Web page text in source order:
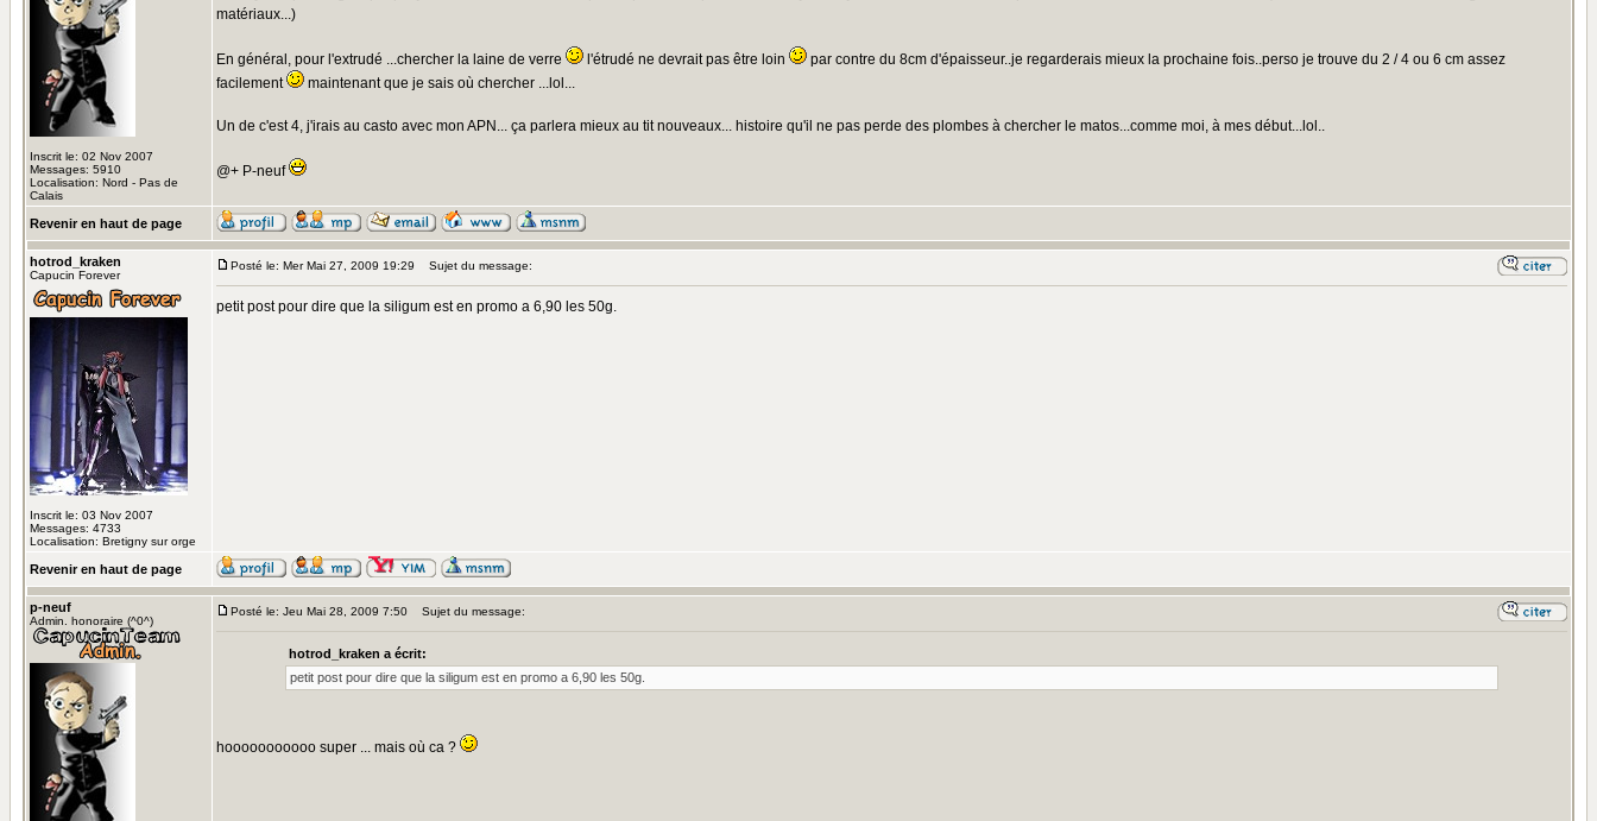
Inscrit le: 02 Nov 2007
Messages: 5910
Localisation: Nord - Pas de
Calais
matériaux...)
En général, pour l'extrudé ...chercher la laine de verre l'étrudé ne devrait pas être loin
par contre du 8cm d'épaisseur..je regarderais mieux la prochaine fois..perso je trouve du 2 / 4 ou 6 cm assez
facilement
maintenant que je sais où chercher ...lol...
Un de c'est 4, j'irais au casto avec mon APN... ça parlera mieux au tit nouveaux... histoire qu'il ne pas perde des plombes à chercher le matos...comme moi, à mes début...lol..
@+ P-neuf
Revenir en haut de page
hotrod_kraken
Capucin Forever
Inscrit le: 03 Nov 2007
Messages: 4733
Localisation: Bretigny sur orge
Posté le: Mer Mai 27, 2009 19:29 Sujet du message:
petit post pour dire que la siligum est en promo a 6,90 les 50g.
Revenir en haut de page
p-neuf
Admin. honoraire (^0^)
Posté le: Jeu Mai 28, 2009 7:50 Sujet du message:
hotrod_kraken a écrit:
petit post pour dire que la siligum est en promo a 6,90 les 50g.
hooooooooooo super ... mais où ca ?